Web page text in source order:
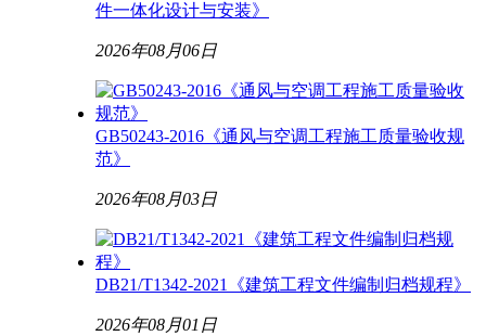
件一体化设计与安装》
2026年08月06日
GB50243-2016《通风与空调工程施工质量验收规
范》
2026年08月03日
DB21/T1342-2021《建筑工程文件编制归档规程》
2026年08月01日